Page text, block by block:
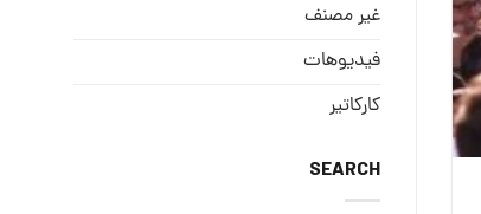
غير مصنف
فيديوهات
كاركاتير
SEARCH